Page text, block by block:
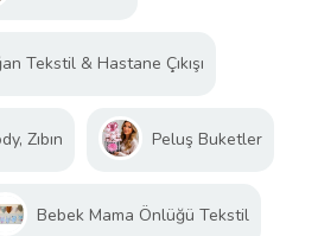
Tekstil & Hastane Çıkışı
Zıbın Peluş Buketler
Bebek Mama Önlüğü Tekstil